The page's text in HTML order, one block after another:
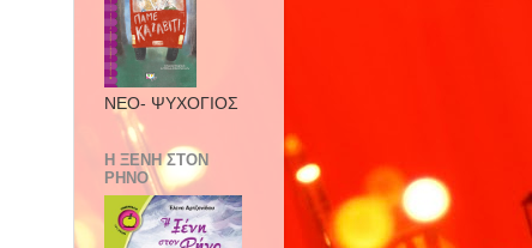
ΝΕΟ- ΨΥΧΟΓΙΟΣ
Η ΞΕΝΗ ΣΤΟΝ
ΡΗΝΟ